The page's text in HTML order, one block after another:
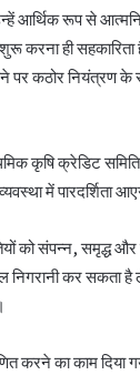
आर्थिक रूप से
करना ही
कठोर नियंत्रण
कृषि क्रेडिट
में पारदर्शिता
को संपन्न,
कर सकता
करने का काम